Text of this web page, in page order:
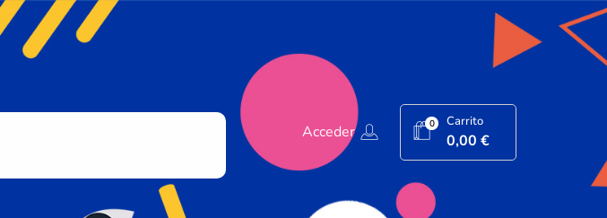
Acceder 0 Carrito
0,00€